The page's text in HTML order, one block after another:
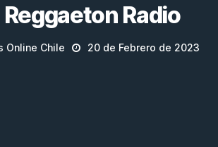
Radio
Online Chile 20 de Febrero de 2023